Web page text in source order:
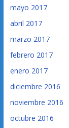
mayo 2017
abril 2017
marzo 2017
febrero 2017
enero 2017
diciembre 2016
noviembre 2016
octubre 2016